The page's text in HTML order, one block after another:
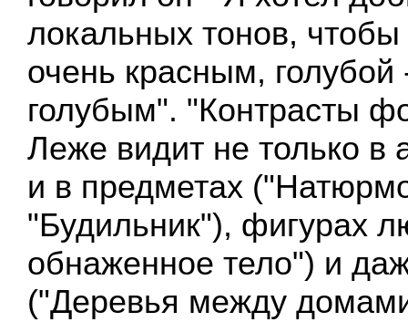
локальных тонов,
очень красным, голубой
голубым". "Контрасты
Леже видит не только в
и в предметах
"Будильник"), фигурах
обнаженное тело") и
("Деревья между